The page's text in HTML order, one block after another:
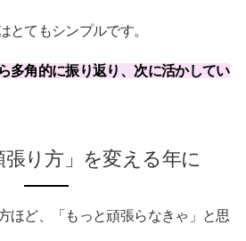
とてもシンプルです。
多角的に振り返り、次に活かしてい
張り方」を変える年に
ほど、「もっと頑張らなきゃ」と思